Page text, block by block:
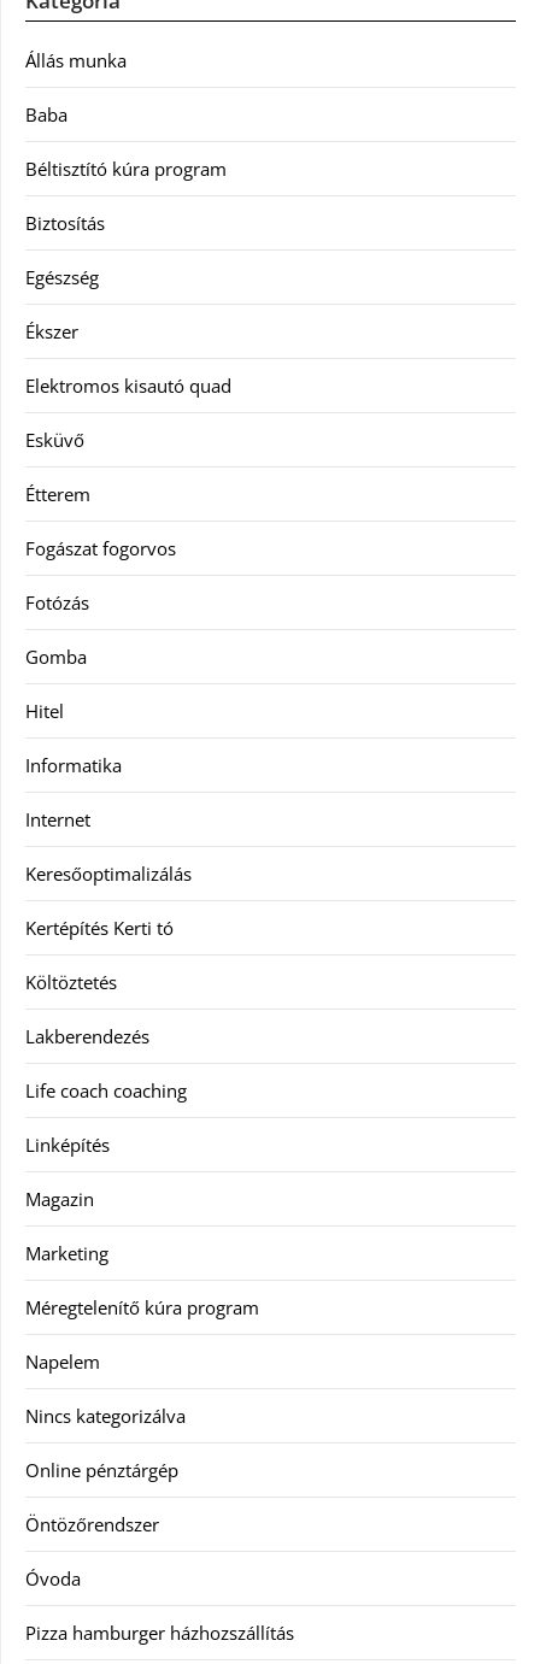
Állás munka
Baba
Béltisztító kúra program
Biztosítás
Egészség
Ékszer
Elektromos kisautó quad
Esküvő
Étterem
Fogászat fogorvos
Fotózás
Gomba
Hitel
Informatika
Internet
Keresőoptimalizálás
Kertépítés Kerti tó
Költöztetés
Lakberendezés
Life coach coaching
Linképítés
Magazin
Marketing
Méregtelenítő kúra program
Napelem
Nincs kategorizálva
Online pénztárgép
Öntözőrendszer
Óvoda
Pizza hamburger házhozszállítás